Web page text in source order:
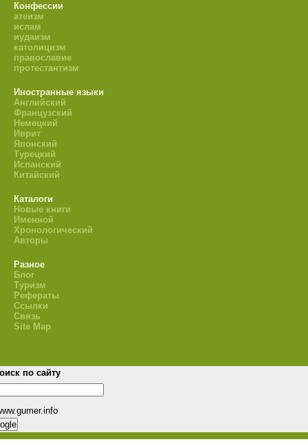
Конфессии
атеизм
ислам
иудаизм
католицизм
православие
протестантизм
Иностранные языки
Английский
Французский
Немецкий
Иврит
Японский
Турецкий
Испанский
Китайский
Каталоги
Новые книги
Именной
Хронологический
Авторы
Разное
Блог
Туризм
Рефераты
Ссылки
Связь
Site Map
по сайту